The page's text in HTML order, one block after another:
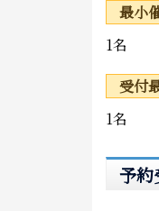
最小
1名
受付
1名
予約